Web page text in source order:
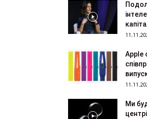
Apple
Ми